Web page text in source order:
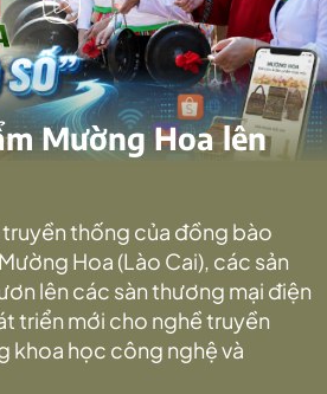
Mường Hoa lên
truyền thống của đồng bào
Hoa (Lào Cai), các sản
lên các sàn thương mại điện
triển mới cho nghề truyền
khoa học công nghệ và